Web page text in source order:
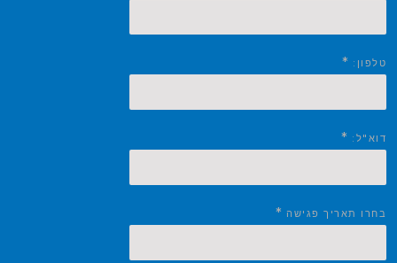
טלפון: *
דוא"ל: *
בחרו תאריך פגישה *